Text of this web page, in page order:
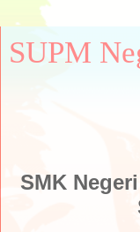
SUPM
SMK